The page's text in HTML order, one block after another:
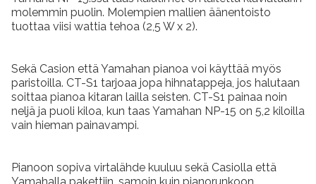
molemmin puolin. Molempien mallien äänentoisto
tuottaa viisi wattia tehoa (2,5 W x 2).
Sekä Casion että Yamahan pianoa voi käyttää myös
paristoilla. CT-S1 tarjoaa jopa hihnatappeja, jos halutaan
soittaa pianoa kitaran lailla seisten. CT-S1 painaa noin
neljä ja puoli kiloa, kun taas Yamahan NP-15 on 5,2 kiloilla
vain hieman painavampi.
Pianoon sopiva virtalähde kuuluu sekä Casiolla että